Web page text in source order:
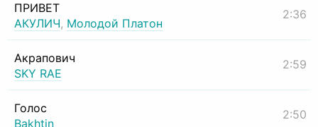
ПРИВЕТ
АКУЛИЧ, Молодой Платон
2:36
Акрапович
SKY RAE
2:59
Голос
Bakhtin
2:50